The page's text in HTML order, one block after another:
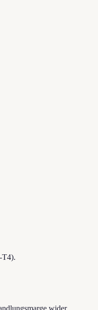
T4).
wider.